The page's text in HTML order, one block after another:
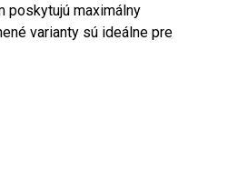
poskytujú maximálny
varianty sú ideálne pre